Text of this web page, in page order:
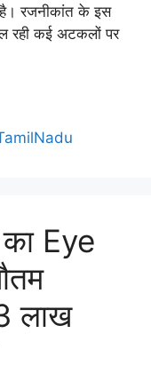
है। रजनीकांत के इस
रही कई अटकलों पर
Eye
लाख